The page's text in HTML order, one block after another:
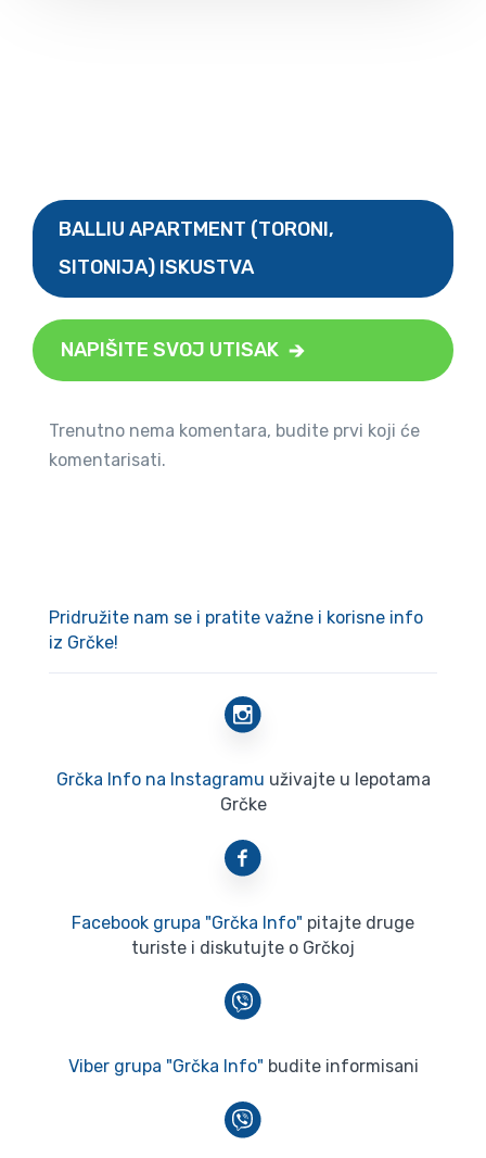
BALLIU APARTMENT (TORONI,
SITONIJA) ISKUSTVA
NAPIŠITE SVOJ UTISAK
Trenutno nema komentara, budite prvi koji će
komentarisati.
Pridružite nam se i pratite važne i korisne info
iz Grčke!
Grčka Info na Instagramu uživajte u lepotama
Grčke
Facebook grupa "Grčka Info" pitajte druge
turiste i diskutujte o Grčkoj
Viber grupa "Grčka Info" budite informisani